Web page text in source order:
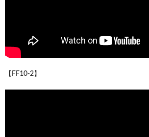
【FF10-2】